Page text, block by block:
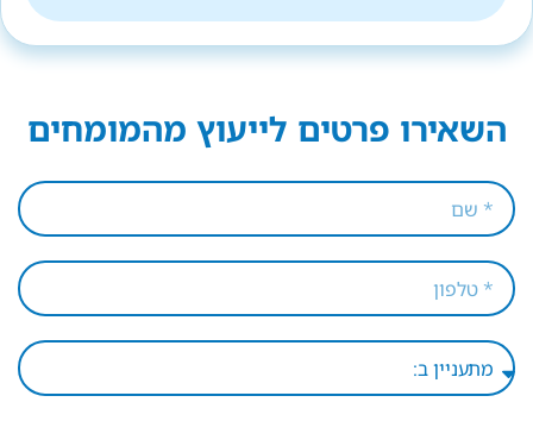
השאירו פרטים לייעוץ מהמומחים